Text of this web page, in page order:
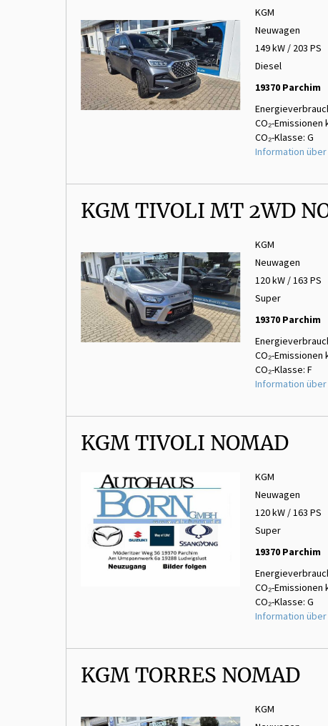
KGM
Neuwagen
149 kW / 203 PS
Diesel
19370 Parchim
CO₂-
CO₂-Klasse: G
Information über
KGM TIVOLI MT 2WD
KGM
Neuwagen
120 kW / 163 PS
Super
19370 Parchim
CO₂-
CO₂-Klasse: F
Information über
KGM TIVOLI NOMAD
KGM
Neuwagen
120 kW / 163 PS
Super
19370 Parchim
CO₂-
CO₂-Klasse: G
Information über
KGM TORRES NOMAD
KGM